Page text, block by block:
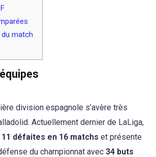
match
division espagnole s’avère très
Actuellement dernier de LaLiga,
11 défaites en 16 matchs et présente
du championnat avec 34 buts